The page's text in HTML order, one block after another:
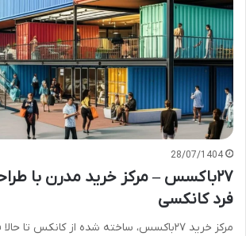
28/07/1404
۲۷باکسس – مرکز خرید مدرن با
فرد کانکسی
مرکز خرید ۲۷باکسس، ساخته شده از کانکس تا